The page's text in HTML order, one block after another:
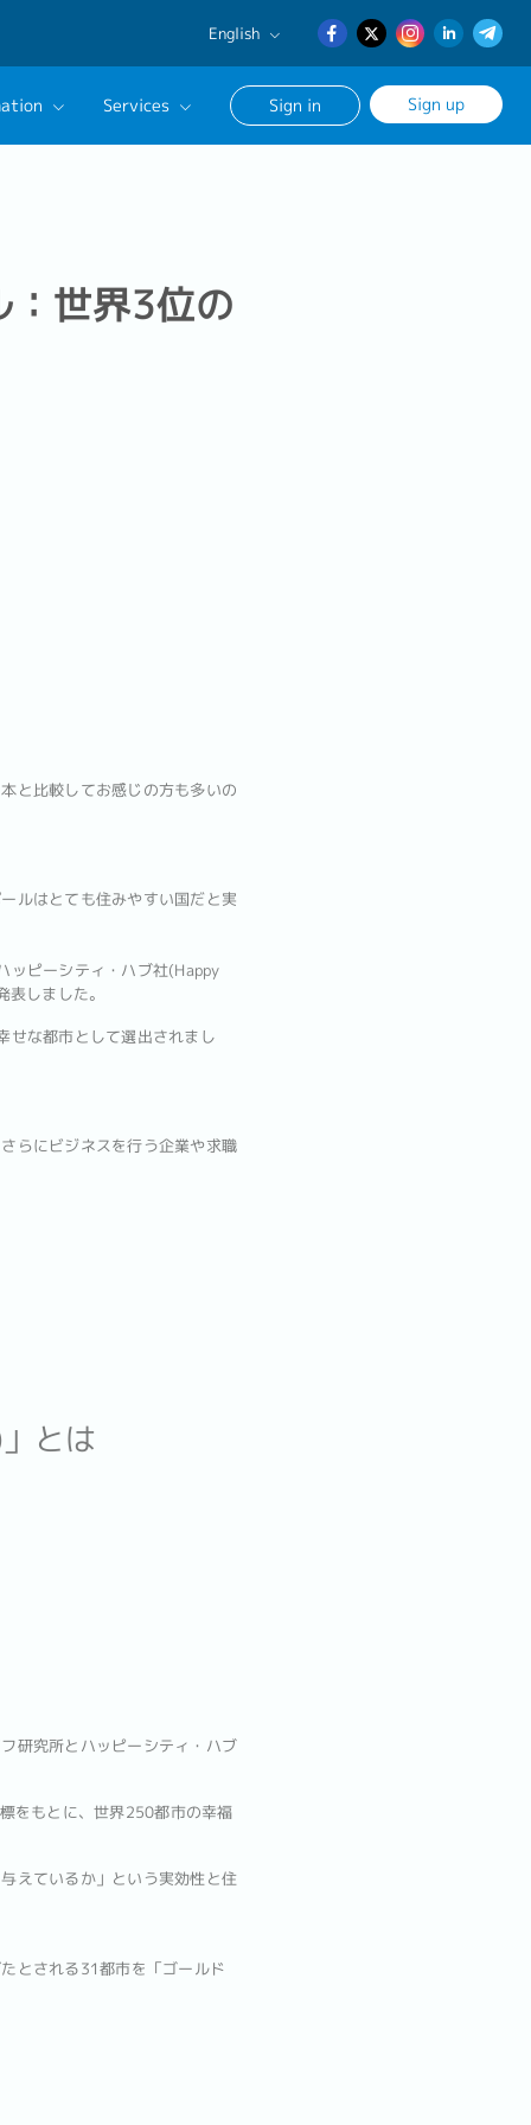
English
English
日本語
Services Sign in Sign up
：世界3位の
と比較してお感じの方も多いの
ルはとても住みやすい国だと実
ピーシティ・ハブ社(Happy
しました。
せな都市として選出されまし
らにビジネスを行う企業や求職
とは
研究所とハッピーシティ・ハブ
をもとに、世界250都市の幸福
えているか」という実効性と住
とされる31都市を「ゴールド